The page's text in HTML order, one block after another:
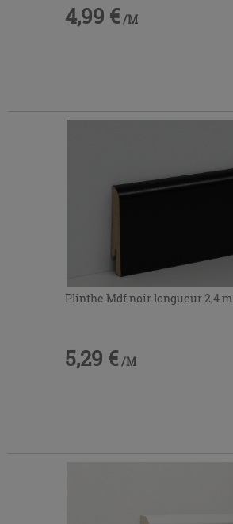
4,99 € /M
Plinthe Mdf noir longueur 2,4 m
5,29 € /M